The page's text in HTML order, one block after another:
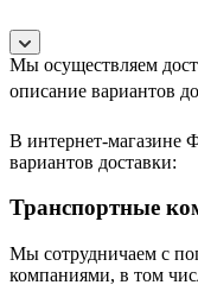
Мы осуществляем
описание вариантов
В интернет-магазине
вариантов доставки:
Транспортные
Мы сотрудничаем с
компаниями, в том